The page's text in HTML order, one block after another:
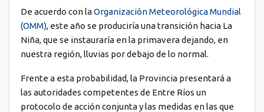
De acuerdo con laOrganización Meteorológica Mundial
(OMM), este año se produciría una transición hacia La
Niña, que se instauraría en la primavera dejando, en
nuestra región, lluvias por debajo de lo normal.
Frente a esta probabilidad, la Provincia presentará a
las autoridades competentes de Entre Ríos un
protocolo de acción conjunta y las medidas en las que